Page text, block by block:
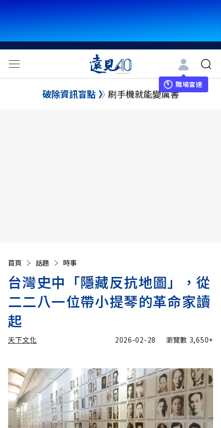
職場雷達
破除資訊盲點 刷手機就能變厲害
首頁 話題 時事
台灣史中「隱藏反抗地圖」，從
二二八一位帶小提琴的革命家讀
起
天下文化 2026-02-28 瀏覽數 3,650+